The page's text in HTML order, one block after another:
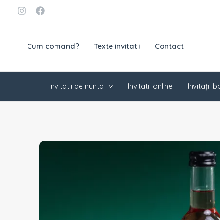
conținut
Cum comand? Texte invitatii Contact
Invitatii de nunta Invitatii online Invitații